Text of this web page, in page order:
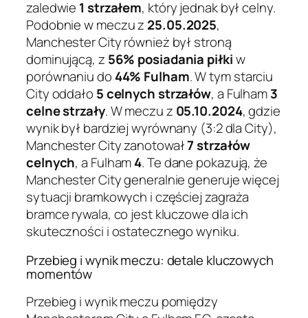
zaledwie 1 strzałem, który jednak był celny.
Podobnie w meczu z 25.05.2025,
Manchester City również był stroną
dominującą, z 56% posiadania piłkiw
porównaniu do 44% Fulham. W tym starciu
City oddało 5 celnych strzałów, a Fulham3
celne strzały. W meczu z 05.10.2024, gdzie
wynik był bardziej wyrównany (3:2 dla City),
Manchester City zanotował7 strzałów
celnych, a Fulham4. Te dane pokazują, że
Manchester City generalnie generuje więcej
sytuacji bramkowych i częściej zagraża
bramce rywala, co jest kluczowe dla ich
skuteczności i ostatecznego wyniku.
Przebieg i wynik meczu: detale kluczowych
momentów
Przebieg i wynik meczu pomiędzy